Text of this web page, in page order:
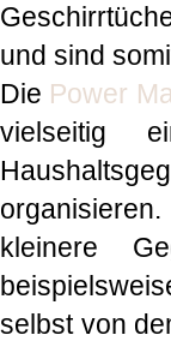
und sind
Die Power
vielseitig
kleinere
selbst von